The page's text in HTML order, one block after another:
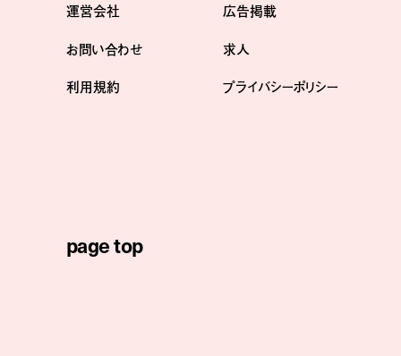
運営会社
広告掲載
お問い合わせ
求人
利用規約 プライバシーポリシー
page top